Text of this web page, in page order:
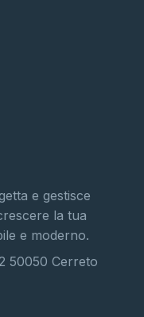
e gestisce
la tua
e moderno.
50050 Cerreto